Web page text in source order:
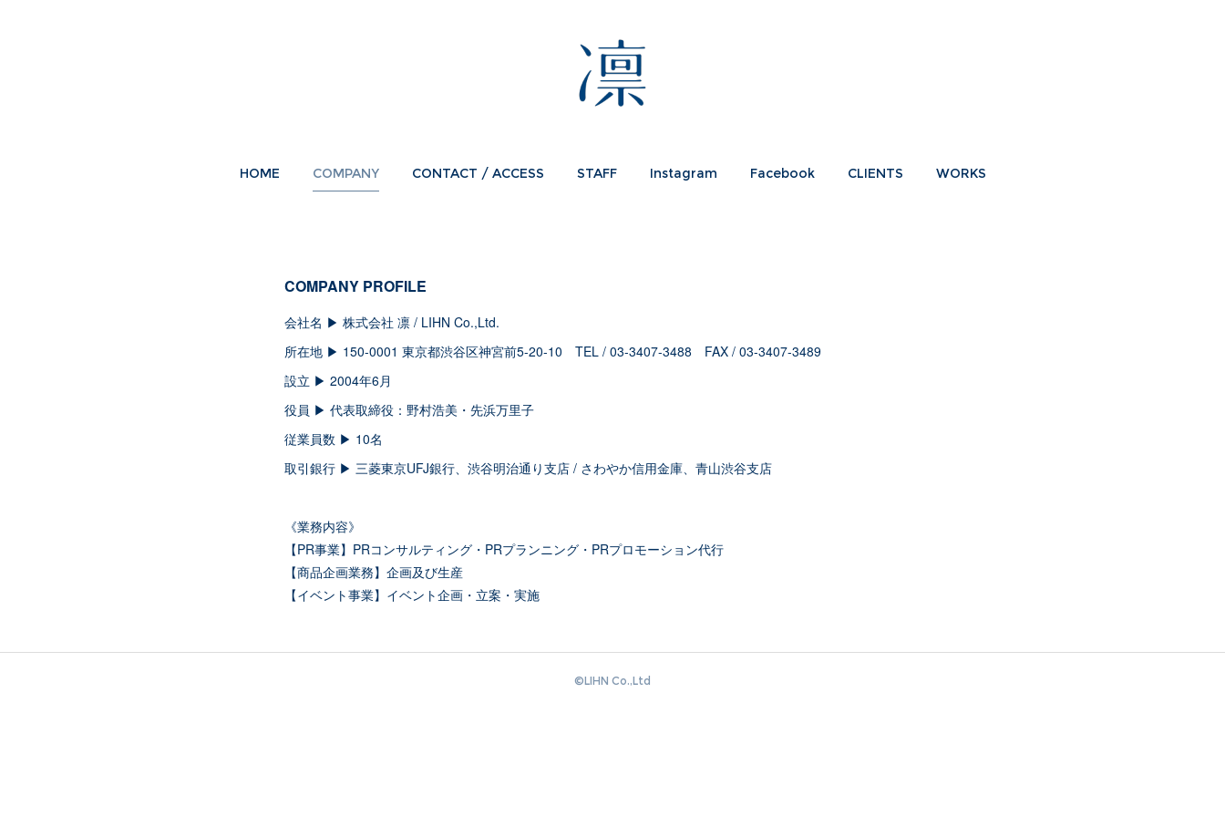
HOME COMPANY CONTACT / ACCESS STAFF Instagram Facebook CLIENTS WORKS
COMPANY PROFILE
会社名 ▶︎ 株式会社 凛 / LIHN Co.,Ltd.
所在地 ▶︎ 150-0001 東京都渋谷区神宮前5-20-10 TEL / 03-3407-3488 FAX / 03-3407-3489
設立 ▶︎ 2004年6月
役員 ▶︎ 代表取締役：野村浩美・先浜万里子
従業員数 ▶︎ 10名
取引銀行 ▶︎ 三菱東京UFJ銀行、渋谷明治通り支店 / さわやか信用金庫、青山渋谷支店
《業務内容》
【PR事業】PRコンサルティング・PRプランニング・PRプロモーション代行
【商品企画業務】企画及び生産
【イベント事業】イベント企画・立案・実施
©️LIHN Co.,Ltd